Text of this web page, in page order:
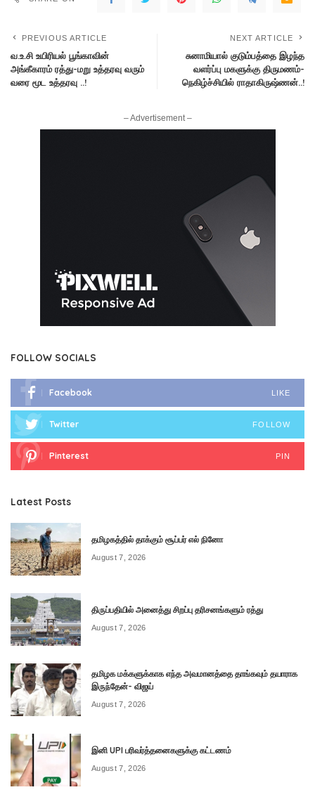
PREVIOUS ARTICLE
வ.உ.சி உயிரியல் பூங்காவின்
அங்கீகாரம் ரத்து-மறு உத்தரவு வரும்
வரை மூட உத்தரவு ..!
NEXT ARTICLE
சுனாமியால் குடும்பத்தை இழந்த
வளர்ப்பு மகளுக்கு திருமணம்-
நெகிழ்ச்சியில் ராதாகிருஷ்ணன்..!
– Advertisement –
FOLLOW SOCIALS
Facebook LIKE
Twitter FOLLOW
Pinterest PIN
Latest Posts
தமிழகத்தில் தாக்கும் சூப்பர் எல் நினோ
August 7, 2026
திருப்பதியில் அனைத்து சிறப்பு தரிசனங்களும் ரத்து
August 7, 2026
தமிழக மக்களுக்காக எந்த அவமானத்தை தாங்கவும் தயாராக
இருந்தேன்- விஜய்
August 7, 2026
இனி UPI பரிவர்த்தனைகளுக்கு கட்டணம்
August 7, 2026